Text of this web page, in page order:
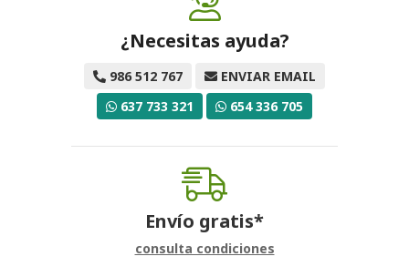
¿Necesitas ayuda?
986 512 767
ENVIAR EMAIL
637 733 321
654 336 705
Envío gratis*
consulta condiciones